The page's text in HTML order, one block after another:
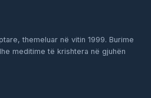
themeluar në vitin 1999. Burime
meditime të krishtera në gjuhën